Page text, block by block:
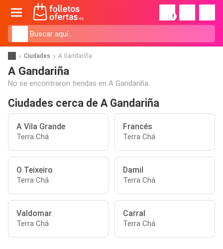
!
Ciudades A Gandariña
A Gandariña
No se encontraron tiendas en A Gandariña.
Ciudades cerca de A Gandariña
A Vila Grande
Terra Chá
Francés
Terra Chá
O Teixeiro
Terra Chá
Damil
Terra Chá
Valdomar
Terra Chá
Carral
Terra Chá